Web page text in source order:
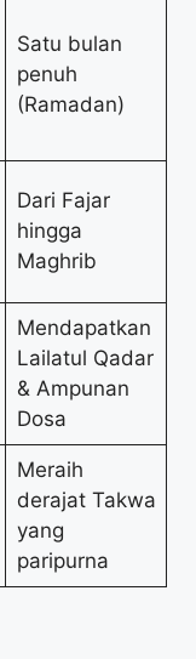
Satu bulan
penuh
(Ramadan)
Dari Fajar
hingga
Maghrib
Mendapatkan
Lailatul Qadar
& Ampunan
Dosa
Meraih
derajat Takwa
yang
paripurna